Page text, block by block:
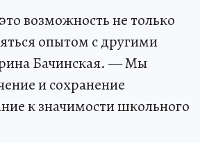
возможность не только
опытом с другими
Бачинская. — Мы
и сохранение
к значимости школьного